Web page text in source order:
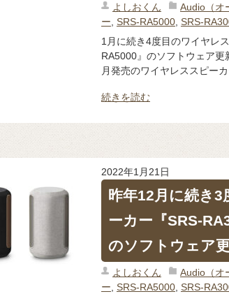
よしおくん Audio（オ
ー SRS-RA5000, SRS-
1月に続き4度目のワイヤレ
RA5000』のソフトウェア
月発売のワイヤレススピー
続きを読む
2022年1月21日
昨年12月に続き
ーカー『SRS-
のソフトウェア
よしおくん Audio（オ
ー, SRS-RA5000, SRS-